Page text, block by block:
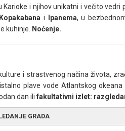
Karioke i njihov unikatni i večito
Kopakabana i Ipanema, u
kuhinje.
Noćenje.
i strastvenog načina života,
plave vode Atlantskog
dan ili fakultativni izlet:
GRADA